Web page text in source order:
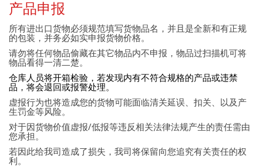
产品申报
所有进出口货物必须规范填写货物品名，并且是全新和有正规
的包装，并务必如实申报货物价格。
请勿将任何物品偷藏在其它物品内不申报，物品过扫描机可将
物品看得一清二楚。
仓库人员将开箱检验，若发现内有不符合规格的产品或违禁
品，将会退回或报警处理。
虚报行为也将造成您的货物可能面临清关延误、扣关、以及产
生罚金等风险。
对于因货物价值虚报/低报等违反相关法律法规产生的责任需由
您承担。
若因此给我司造成了损失，我司将保留向您追究有关责任的权
利。